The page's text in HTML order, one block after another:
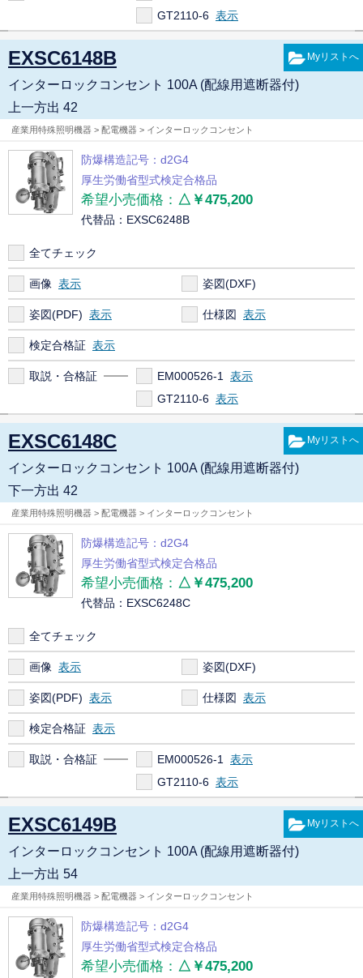
GT2110-6
EXSC6148B
インターロックコンセント 100A (配線用遮断器付)
上一方出 42
産業用特殊照明機器 > 配電機器 > インターロックコンセント
防爆構造記号：d2G4
厚生労働省型式検定合格品
希望小売価格： △￥475,200
代替品：EXSC6248B
全てチェック
画像 姿図(DXF)
姿図(PDF) 仕様図
検定合格証
取説・合格証
EM000526-1
GT2110-6
EXSC6148C
インターロックコンセント 100A (配線用遮断器付)
下一方出 42
産業用特殊照明機器 > 配電機器 > インターロックコンセント
防爆構造記号：d2G4
厚生労働省型式検定合格品
希望小売価格： △￥475,200
代替品：EXSC6248C
全てチェック
画像 姿図(DXF)
姿図(PDF) 仕様図
検定合格証
取説・合格証
EM000526-1
GT2110-6
EXSC6149B
インターロックコンセント 100A (配線用遮断器付)
上一方出 54
産業用特殊照明機器 > 配電機器 > インターロックコンセント
防爆構造記号：d2G4
厚生労働省型式検定合格品
希望小売価格： △￥475,200